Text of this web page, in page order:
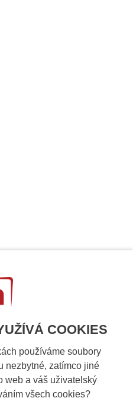
COOKIES
používáme soubory
nezbytné, zatímco jiné
web a váš uživatelský
všech cookies?